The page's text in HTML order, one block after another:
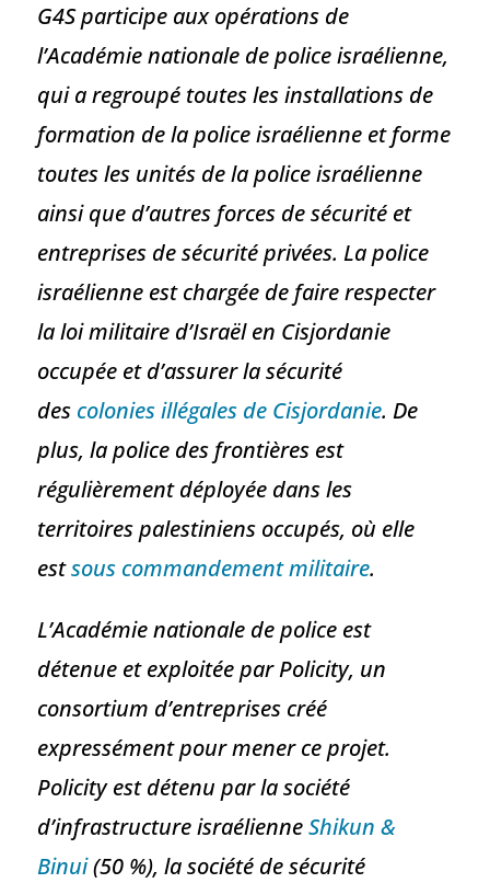
G4S participe aux opérations de
l’Académie nationale de police israélienne,
qui a regroupé toutes les installations de
formation de la police israélienne et forme
toutes les unités de la police israélienne
ainsi que d’autres forces de sécurité et
entreprises de sécurité privées. La police
israélienne est chargée de faire respecter
la loi militaire d’Israël en Cisjordanie
occupée et d’assurer la sécurité
des colonies illégales de Cisjordanie. De
plus, la police des frontières est
régulièrement déployée dans les
territoires palestiniens occupés, où elle
estsous commandement militaire.
L’Académie nationale de police est
détenue et exploitée par Policity, un
consortium d’entreprises créé
expressément pour mener ce projet.
Policity est détenu par la société
d’infrastructure israélienneShikun &
Binui(50 %), la société de sécurité